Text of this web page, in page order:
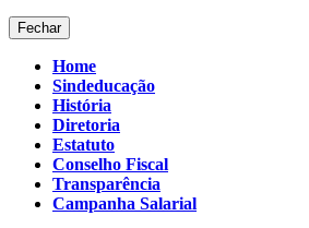
Fechar
Home
Sindeducação
História
Diretoria
Estatuto
Conselho Fiscal
Transparência
Campanha Salarial